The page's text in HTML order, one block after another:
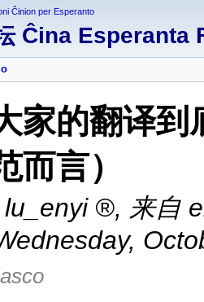
Ĉinion per Esperanto
Ĉina Esperanta
家的翻译
而言）
lu_enyi , 来自